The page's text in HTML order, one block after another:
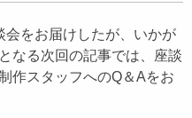
をお届けしたが、いかが
なる次回の記事では、座談
作スタッフへのQ＆Aをお